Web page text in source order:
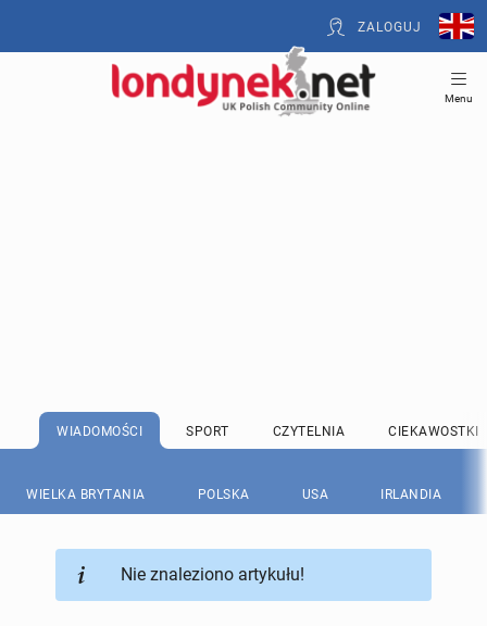
ZALOGUJ
Menu
WIADOMOŚCI SPORT CZYTELNIA CIEKAWOSTKI
WIELKA BRYTANIA POLSKA USA IRLANDIA
Nie znaleziono artykułu!